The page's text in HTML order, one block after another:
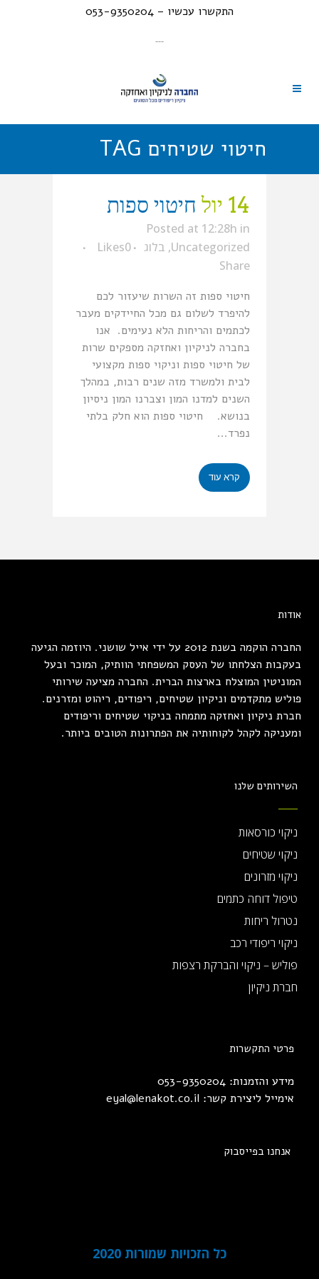
התקשרו עכשיו – 053-9350204
---
חיטוי שטיחים TAG
14 יול חיטוי ספות
Posted at 12:28h in
Uncategorized
, בלוג 0
Likes
Share
חיטוי ספות זה השרות שיעזור לכם
להיפרד לשלום גם מכל החיידקים מעבר
לכתמים והריחות הלא נעימים. אנו
בחברה לניקיון ואחזקה מספקים שרות
של חיטוי ספות וניקוי ספות מקצועי
לבית ולמשרד מזה שנים רבות, במהלך
השנים למדנו המון וצברנו המון ניסיון
בנושא. חיטוי ספות הוא חלק בלתי
נפרד...
קרא עוד
אודות
החברה הוקמה בשנת 2012 על ידי אייל שושני. היוזמה הגיעה
בעקבות הצלחתו של העסק המשפחתי הוותיק, המוכר ובעל
המוניטין המוצלח בארצות הברית. החברה מציעה שירותי
פוליש מתקדמים וניקיון שטיחים, ריפודים, ריהוט ומזרנים.
חברת ניקיון ואחזקה מתמחה בניקוי שטיחים וריפודים
ומעניקה לקהל לקוחותיה את הפתרונות הטובים ביותר.
השירותים שלנו
ניקוי כורסאות
ניקוי שטיחים
ניקוי מזרונים
טיפול דוחה כתמים
נטרול ריחות
ניקוי ריפודי רכב
פוליש – ניקוי והברקת רצפות
חברת ניקיון
פרטי התקשרות
מידע והזמנות: 053-9350204
אימייל ליצירת קשר: eyal@lenakot.co.il
אנחנו בפייסבוק
כל הזכויות שמורות 2020